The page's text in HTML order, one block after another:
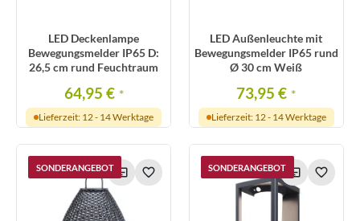
LED Deckenlampe
Bewegungsmelder IP65 D:
26,5 cm rund Feuchtraum
64,95 € *
Lieferzeit: 12 - 14 Werktage
LED Außenleuchte mit
Bewegungsmelder IP65 rund
Ø 30 cm Weiß
73,95 € *
Lieferzeit: 12 - 14 Werktage
SONDERANGEBOT SONDERANGEBOT